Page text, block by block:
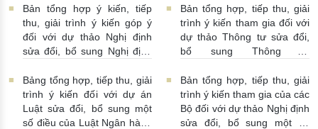
về thuế
22/07/2026 |
14:54:00
định thời hạn lưu trữ hồ sơ,
tài liệu ngành Ngân hàng
16/07/2026 | 10:00:00
của Ngân hàng Nhà nước
16/07/2026 | 09:41:00
Bản tổng hợp ý kiến, tiếp
thu, giải trình ý kiến góp ý
đối với dự thảo Nghị định
sửa đổi, bổ sung Nghị định
13/07/2026 | 16:00:00
Bản tổng hợp, tiếp thu, giải
trình ý kiến tham gia đối với
dự thảo Thông tư sửa đổi,
bổ sung Thông tư
13/07/2026 | 02:19:00
Bảng tổng hợp, tiếp thu, giải
trình ý kiến đối với dự án
Luật sửa đổi, bổ sung một
số điều của Luật Ngân hàng
Bản tổng hợp, tiếp thu, giải
trình ý kiến tham gia của các
Bộ đối với dự thảo Nghị định
sửa đổi, bổ sung một số